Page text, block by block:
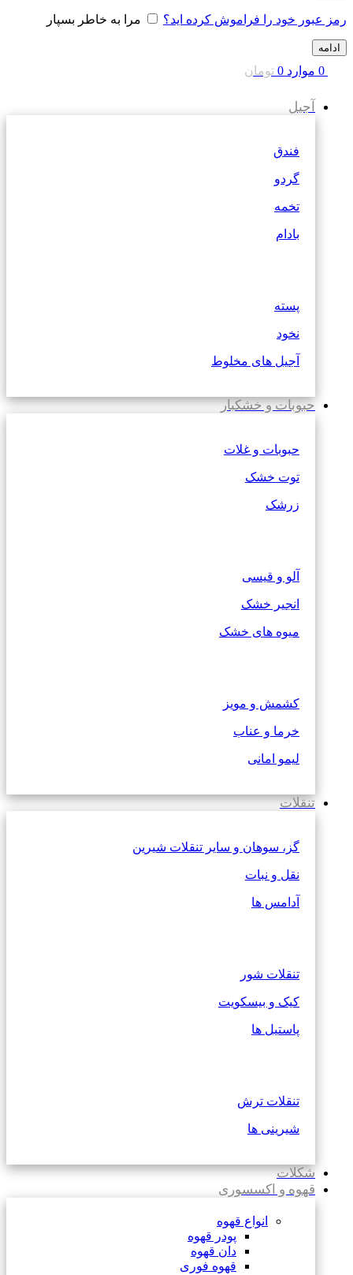
رمز عبور خود را فراموش کرده اید؟ مرا به خاطر بسپار
ادامه
0 موارد 0 تومان
آجیل
فندق
گردو
تخمه
بادام
پسته
نخود
آجیل های مخلوط
حبوبات و خشکبار
حبوبات و غلات
توت خشک
زرشک
آلو و قیسی
انجیر خشک
میوه های خشک
کشمش و مویز
خرما و عناب
لیمو امانی
تنقلات
گز، سوهان و سایر تنقلات شیرین
نقل و نبات
آدامس ها
تنقلات شور
کیک و بیسکویت
پاستیل ها
تنقلات ترش
شیرینی ها
شکلات
قهوه و اکسسوری
انواع قهوه
پودر قهوه
دان قهوه
قهوه فوری